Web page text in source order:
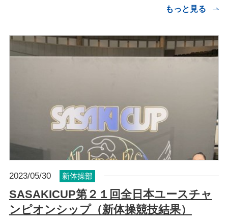
もっと見る
2023/05/30 新体操部
SASAKICUP第２１回全日本ユースチャ
ンピオンシップ（新体操競技結果）